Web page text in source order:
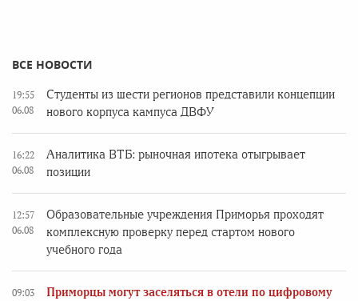
ВСЕ НОВОСТИ
19:55
06.08
Студенты из шести регионов представили концепции
нового корпуса кампуса ДВФУ
16:22
06.08
Аналитика ВТБ: рыночная ипотека отыгрывает
позиции
12:57
06.08
Образовательные учреждения Приморья проходят
комплексную проверку перед стартом нового
учебного года
09:03
Приморцы могут заселяться в отели по цифровому